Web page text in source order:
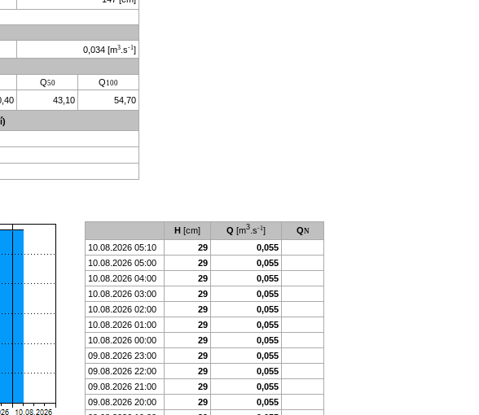
0,034 [m3 .s-1]
Q50 Q 100
43,10 54,70
H [cm] Q [m3 .s-1] QN
10.08.2026 05:10 29
0,055
10.08.2026 05:00
29
0,055
10.08.2026 04:00
29
0,055
10.08.2026 03:00
29
0,055
10.08.2026 02:00
29
0,055
10.08.2026 01:00
29
0,055
10.08.2026 00:00
29
0,055
09.08.2026 23:00
29
0,055
09.08.2026 22:00
29
0,055
09.08.2026 21:00
29
0,055
09.08.2026 20:00
29
0,055